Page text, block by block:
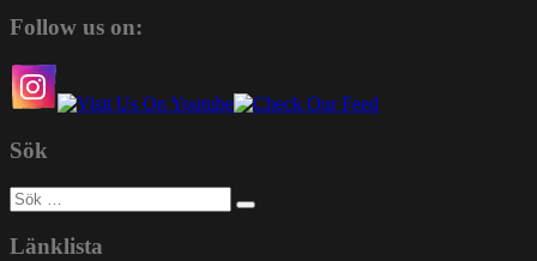
Follow us on:
Sök
Sök
efter:
Länklista